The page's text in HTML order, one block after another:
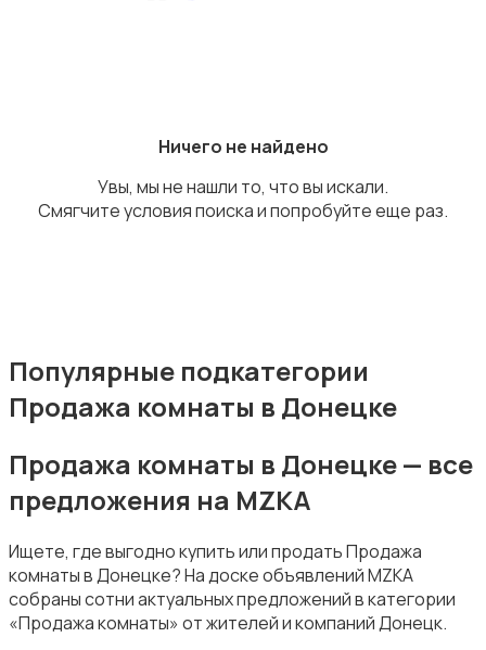
Ничего не найдено
Увы, мы не нашли то, что вы искали.
Смягчите условия поиска и попробуйте еще раз.
Популярные подкатегории
Продажа комнаты в Донецке
Продажа комнаты в Донецке — все
предложения на MZKA
Ищете, где выгодно купить или продать Продажа
комнаты в Донецке? На доске объявлений MZKA
собраны сотни актуальных предложений в категории
«Продажа комнаты» от жителей и компаний Донецк.